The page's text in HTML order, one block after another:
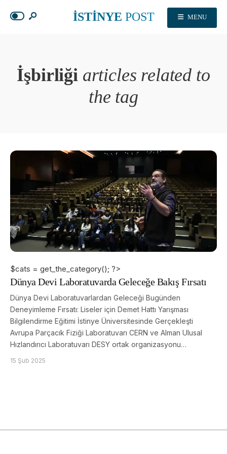
İSTİNYE POST MENU
İşbirliği articles related to
the tag
$cats = get_the_category(); ?>
Dünya Devi Laboratuvarda Geleceğe Bakış Fırsatı
Dünya Devi Laboratuvarlardan Geleceği Bugünden
Deneyimleme Fırsatı: Liseler için Demet Hattı Yarışması
Bilgilendirme Eğitimi İstinye Üniversitesinde Gerçekleşti
Avrupa Parçacık Fiziği Laboratuvarı CERN ve Alman Ulusal
Hızlandırıcı Laboratuvarı DESY ortak organizasyonu…
15 Şub 2025